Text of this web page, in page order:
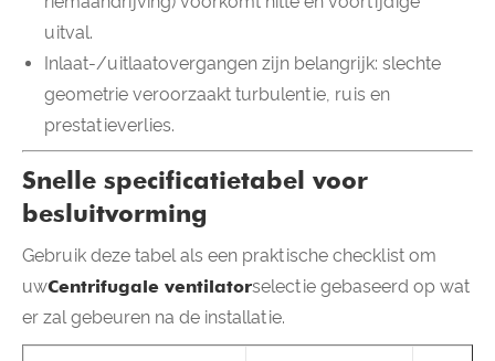
uitval.
Inlaat-/uitlaatovergangen zijn belangrijk: slechte
geometrie veroorzaakt turbulentie, ruis en
prestatieverlies.
Snelle specificatietabel voor
besluitvorming
Gebruik deze tabel als een praktische checklist om
uwCentrifugale ventilatorselectie gebaseerd op wat
er zal gebeuren na de installatie.